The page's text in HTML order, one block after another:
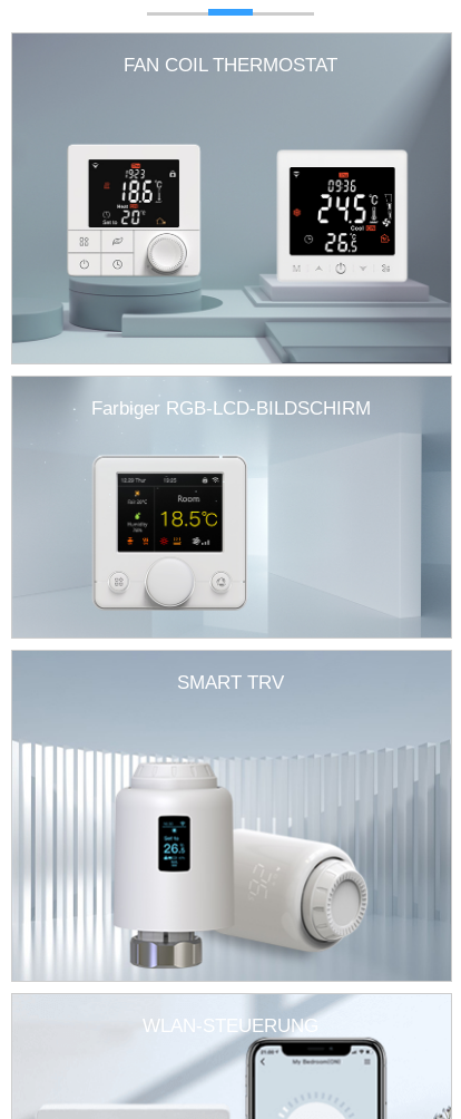
FAN COIL THERMOSTAT
Farbiger RGB-LCD-BILDSCHIRM
SMART TRV
WLAN-STEUERUNG